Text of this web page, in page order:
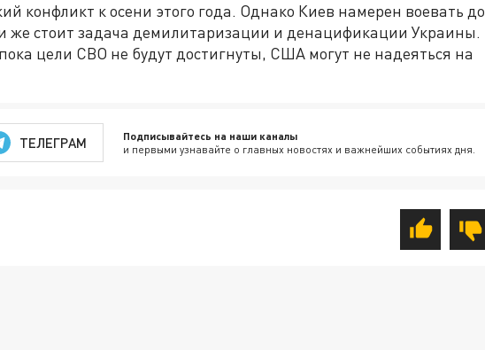
конфликт к осени этого года. Однако Киев намерен воевать до
же стоит задача демилитаризации и денацификации Украины.
цели СВО не будут достигнуты, США могут не надеяться на
ТЕЛЕГРАМ Подписывайтесь на наши каналы
и первыми узнавайте о главных новостях и важнейших событиях дня.